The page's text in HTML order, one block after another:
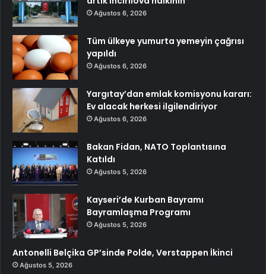
Ağustos 6, 2026
Tüm ülkeye yumurta yemeyin çağrısı
yapıldı
Ağustos 6, 2026
Yargıtay’dan emlak komisyonu kararı:
Ev alacak herkesi ilgilendiriyor
Ağustos 6, 2026
Bakan Fidan, NATO Toplantısına
Katıldı
Ağustos 5, 2026
Kayseri’de Kurban Bayramı
Bayramlaşma Programı
Ağustos 5, 2026
Antonelli Belçika GP’sinde Polde, Verstappen İkinci
Ağustos 5, 2026